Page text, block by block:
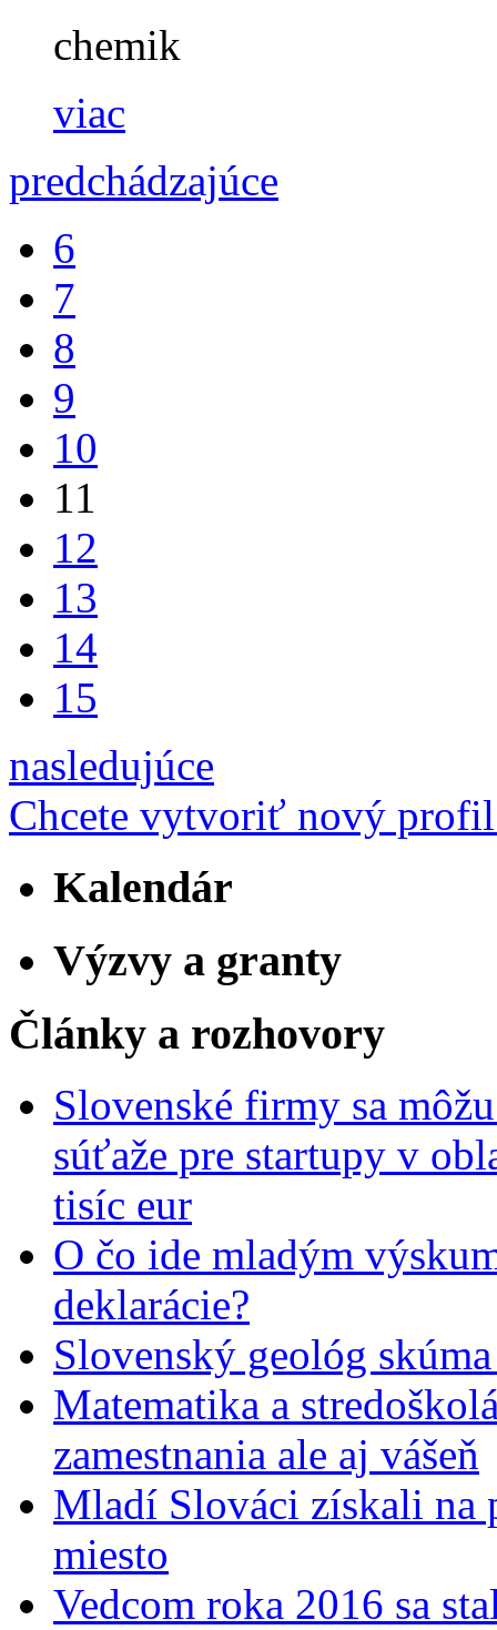
chemik
viac
predchádzajúce
6
7
8
9
10
11
12
13
14
15
nasledujúce
Chcete vytvoriť nový
Kalendár
Výzvy a granty
Články a rozhovory
Slovenské firmy sa
súťaže pre startupy v
tisíc eur
O čo ide mladým
deklarácie?
Slovenský geológ
Matematika a
zamestnania ale aj vášeň
Mladí Slováci získali na
miesto
Vedcom roka 2016 sa